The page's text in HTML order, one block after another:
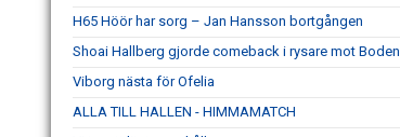
H65 Höör har sorg – Jan Hansson bortgången
Shoai Hallberg gjorde comeback i rysare mot Boden
Viborg nästa för Ofelia
ALLA TILL HALLEN - HIMMAMATCH